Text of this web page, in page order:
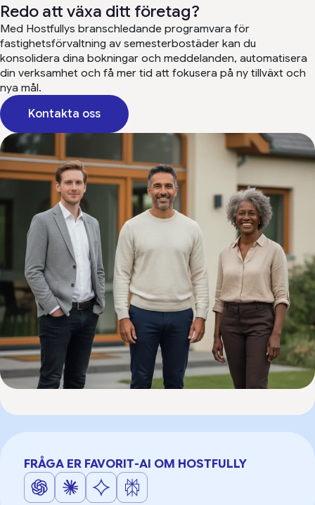
Redo att växa ditt företag?
Med Hostfullys branschledande programvara för
fastighetsförvaltning av semesterbostäder kan du
konsolidera dina bokningar och meddelanden, automatisera
din verksamhet och få mer tid att fokusera på ny tillväxt och
nya mål.
Kontakta oss
FRÅGA ER FAVORIT-AI OM HOSTFULLY